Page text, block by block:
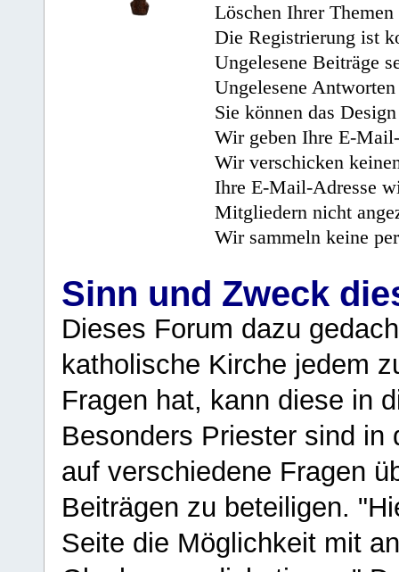
Löschen Ihrer
Die Registrierung ist
Ungelesene Beiträge
Ungelesene
Sie können das
Wir geben Ihre E-
Wir verschicken
Ihre E-Mail-Adresse
Mitgliedern nicht
Wir sammeln keine
Sinn und Zweck
Dieses Forum dazu
katholische Kirche jedem
Fragen hat, kann diese in
Besonders Priester sind in
auf verschiedene Fragen
Beiträgen zu beteiligen.
Seite die Möglichkeit mit